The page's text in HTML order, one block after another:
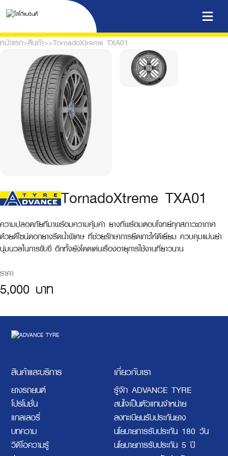
หน้าแรก>สินค้า>>TornadoXtreme TXA01
TornadoXtreme TXA01
ความปลอดภัยที่มาพร้อมความคุ้มค่า ยางที่พร้อมตอบโจทย์ทุกสภาวะอากาศ
ด้วยดีไซน์ดอกยางรีดน้ำพิเศษ ที่ช่วยรักษาการยึดเกาะให้ดีเยี่ยม ควบคุมแม่นยำ
นุ่มนวลในการขับขี่ อีกทั้งยังโดดเด่นเรื่องอายุการใช้งานที่ยาวนาน
ราคา
5,000 บาท
สินค้าและบริการ
ยางรถยนต์
โปรโมชั่น
แกลเลอรี่
บทความ
วิดีโอความรู้
เกี่ยวกับเรา
รู้จัก ADVANCE TYRE
สนใจเป็นตัวแทนจำหน่าย
ลงทะเบียนรับประกันยาง
นโยบายการรับประกัน 180 วัน
นโยบายการรับประกัน 5 ปี